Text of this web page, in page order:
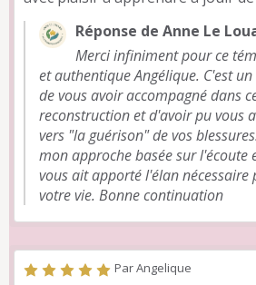
Réponse de Anne Le
Merci infiniment pour ce
et authentique Angélique. C'est
de vous avoir accompagné dans
reconstruction et d'avoir pu vous
vers "la guérison" de vos
mon approche basée sur l'écoute
vous ait apporté l'élan nécessaire
votre vie. Bonne continuation
Par Angelique